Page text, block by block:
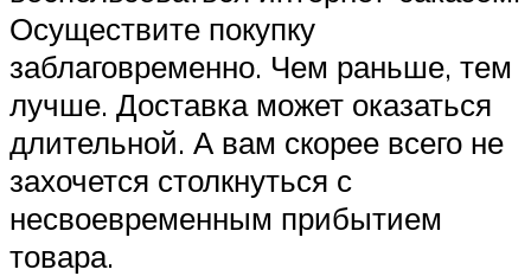
Осуществите покупку
заблаговременно. Чем раньше, тем
лучше. Доставка может оказаться
длительной. А вам скорее всего не
захочется столкнуться с
несвоевременным прибытием
товара.